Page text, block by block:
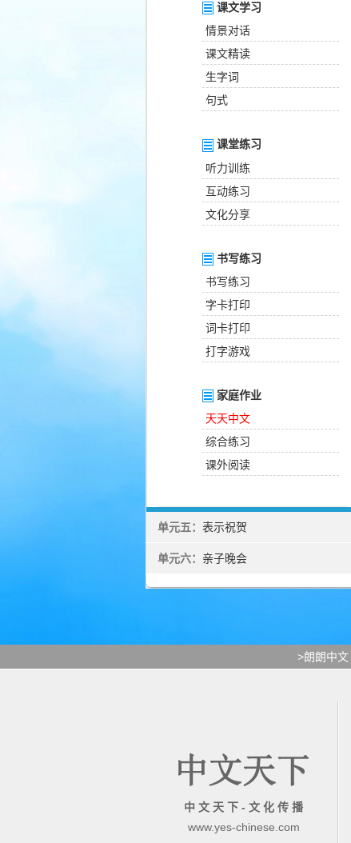
课文学习
情景对话
课文精读
生字词
句式
课堂练习
听力训练
互动练习
文化分享
书写练习
书写练习
字卡打印
词卡打印
打字游戏
家庭作业
天天中文
综合练习
课外阅读
单元五： 表示祝贺
单元六： 亲子晚会
>朗朗中文
中 文 天 下 - 文 化 传 播
www.yes-chinese.com